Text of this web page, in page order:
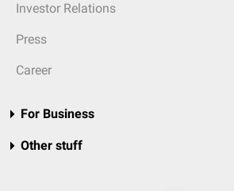
Investor Relations
Press
Career
For Business
Other stuff